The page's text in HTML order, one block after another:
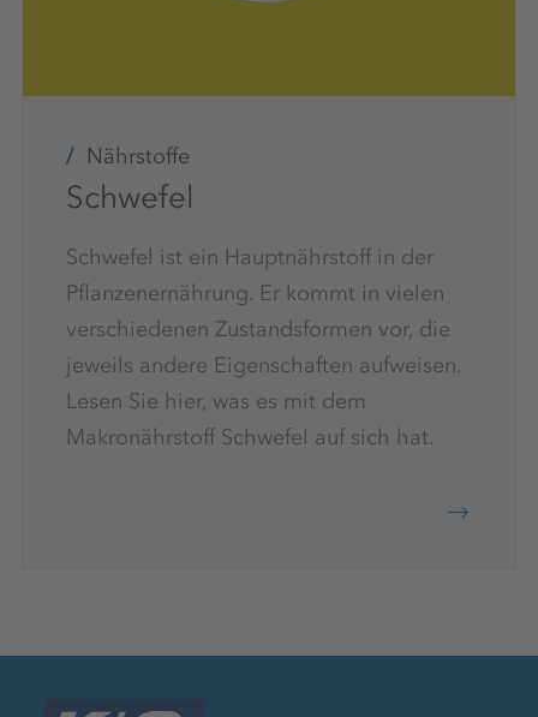
Nährstoffe
Schwefel
Schwefel ist ein Hauptnährstoff in der
Pflanzenernährung. Er kommt in vielen
verschiedenen Zustandsformen vor, die
jeweils andere Eigenschaften aufweisen.
Lesen Sie hier, was es mit dem
Makronährstoff Schwefel auf sich hat.